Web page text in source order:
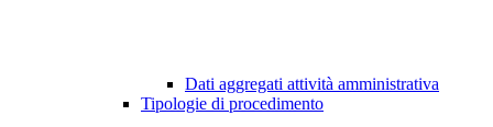
Dati aggregati attività amministrativa
Tipologie di procedimento